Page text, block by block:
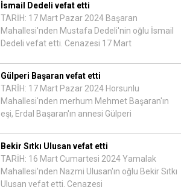
İsmail Dedeli vefat etti
TARİH: 17 Mart Pazar 2024 Başaran
Mahallesi'nden Mustafa Dedeli'nin oğlu İsmail
Dedeli vefat etti. Cenazesi 17 Mart
Gülperi Başaran vefat etti
TARİH: 17 Mart Pazar 2024 Horsunlu
Mahallesi'nden merhum Mehmet Başaran'ın
eşi, Erdal Başaran'ın annesi Gülperi
Bekir Sıtkı Ulusan vefat etti
TARİH: 16 Mart Cumartesi 2024 Yamalak
Mahallesi'nden Nazmi Ulusan'ın oğlu Bekir Sıtkı
Ulusan vefat etti. Cenazesi